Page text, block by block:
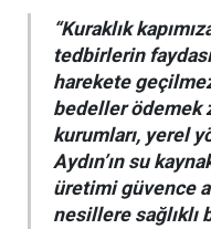
“Kuraklık
tedbirlerin
harekete
bedeller ödemek
kurumları, yerel
Aydın’ın su
üretimi güvence
nesillere sağlıklı